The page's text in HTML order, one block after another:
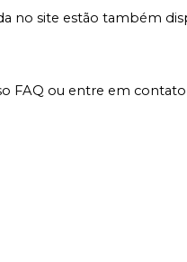
no site estão também
FAQ ou entre em